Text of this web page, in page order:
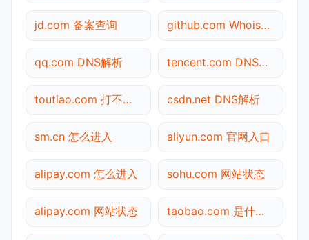
jd.com 备案查询 github.com Whois查询
qq.com DNS解析 tencent.com DNS解析
toutiao.com 打不开检测 csdn.net DNS解析
sm.cn 怎么进入 aliyun.com 官网入口
alipay.com 怎么进入 sohu.com 网站状态
alipay.com 网站状态 taobao.com 是什么网站